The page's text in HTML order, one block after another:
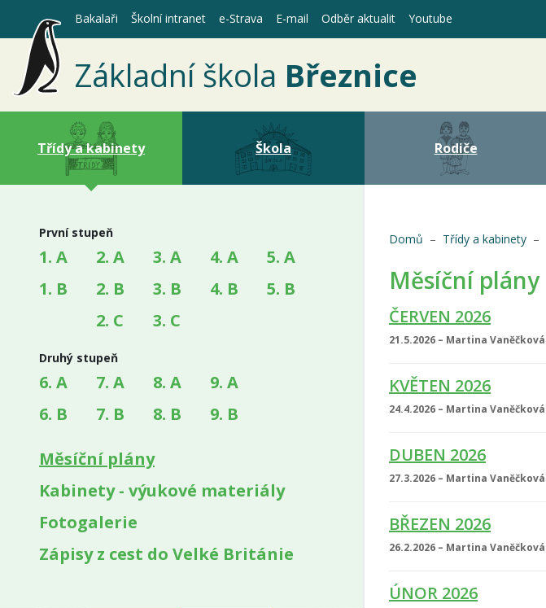
Základní škola Březnice
Bakalaři Školní intranet e-Strava E-mail Odběr aktualit Youtube
Třídy a kabinety Škola Rodiče
První stupeň
1. A
1. B
2. A
2. B
2. C
3. A
3. B
3. C
4. A
4. B
5. A
5. B
Druhý stupeň
6. A
6. B
7. A
7. B
8. A
8. B
9. A
9. B
Měsíční plány(aktuální)
Kabinety - výukové materiály
Fotogalerie
Zápisy z cest do Velké Británie
Domů Třídy a kabinety
Měsíční plány
ČERVEN 2026
21.5.2026 – Martina Vaněčková
KVĚTEN 2026
24.4.2026 – Martina Vaněčková
DUBEN 2026
27.3.2026 – Martina Vaněčková
BŘEZEN 2026
26.2.2026 – Martina Vaněčková
ÚNOR 2026